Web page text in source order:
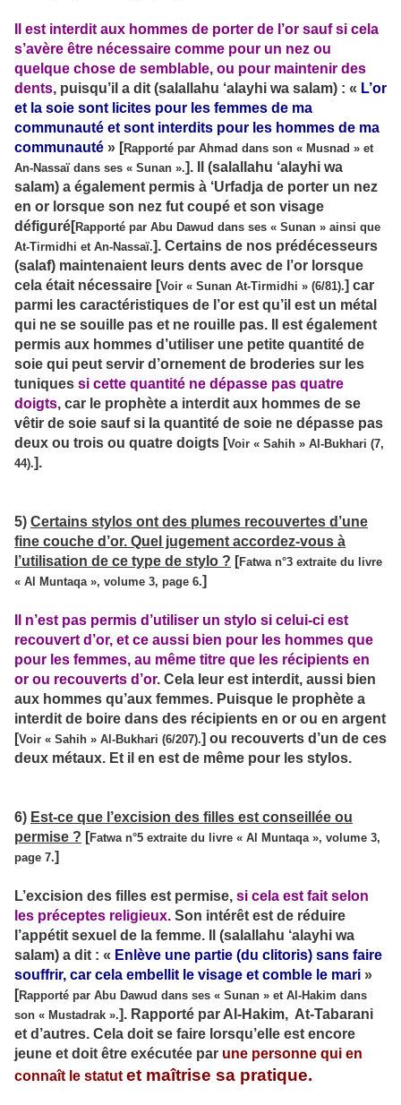
Il est interdit aux hommes de porter de l’or sauf si cela
s’avère être nécessaire comme pour un nez ou
quelque chose de semblable, ou pour maintenir des
dents, puisqu’il a dit (salallahu ‘alayhi wa salam) : « L’or
et la soie sont licites pour les femmes de ma
communauté et sont interdits pour les hommes de ma
communauté » [Rapporté par Ahmad dans son « Musnad » et
An-Nassaï dans ses « Sunan ».]. Il (salallahu ‘alayhi wa
salam) a également permis à ‘Urfadja de porter un nez
en or lorsque son nez fut coupé et son visage
défiguré[Rapporté par Abu Dawud dans ses « Sunan » ainsi que
At-Tirmidhi et An-Nassaï.]. Certains de nos prédécesseurs
(salaf) maintenaient leurs dents avec de l’or lorsque
cela était nécessaire [Voir « Sunan At-Tirmidhi » (6/81).] car
parmi les caractéristiques de l’or est qu’il est un métal
qui ne se souille pas et ne rouille pas. Il est également
permis aux hommes d’utiliser une petite quantité de
soie qui peut servir d’ornement de broderies sur les
tuniques si cette quantité ne dépasse pas quatre
doigts, car le prophète a interdit aux hommes de se
vêtir de soie sauf si la quantité de soie ne dépasse pas
deux ou trois ou quatre doigts [Voir « Sahih » Al-Bukhari (7,
44).].
5) Certains stylos ont des plumes recouvertes d’une
fine couche d’or. Quel jugement accordez-vous à
l’utilisation de ce type de stylo ? [Fatwa n°3 extraite du livre
« Al Muntaqa », volume 3, page 6.]
Il n’est pas permis d’utiliser un stylo si celui-ci est
recouvert d’or, et ce aussi bien pour les hommes que
pour les femmes, au même titre que les récipients en
or ou recouverts d’or. Cela leur est interdit, aussi bien
aux hommes qu’aux femmes. Puisque le prophète a
interdit de boire dans des récipients en or ou en argent
[Voir « Sahih » Al-Bukhari (6/207).] ou recouverts d’un de ces
deux métaux. Et il en est de même pour les stylos.
6) Est-ce que l’excision des filles est conseillée ou
permise ? [Fatwa n°5 extraite du livre « Al Muntaqa », volume 3,
page 7.]
L’excision des filles est permise, si cela est fait selon
les préceptes religieux. Son intérêt est de réduire
l’appétit sexuel de la femme. Il (salallahu ‘alayhi wa
salam) a dit : « Enlève une partie (du clitoris) sans faire
souffrir, car cela embellit le visage et comble le mari »
[Rapporté par Abu Dawud dans ses « Sunan » et Al-Hakim dans
son « Mustadrak ».]. Rapporté par Al-Hakim, At-Tabarani
et d’autres. Cela doit se faire lorsqu’elle est encore
jeune et doit être exécutée par une personne qui en
connaît le statut et maîtrise sa pratique.